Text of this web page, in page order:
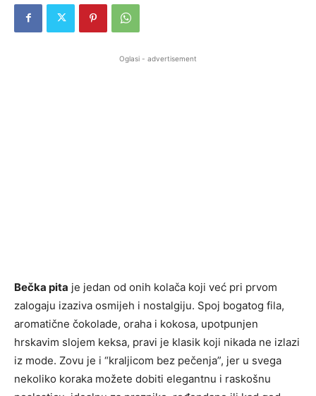
Oglasi - advertisement
Bečka pita je jedan od onih kolača koji već pri prvom
zalogaju izaziva osmijeh i nostalgiju. Spoj bogatog fila,
aromatične čokolade, oraha i kokosa, upotpunjen
hrskavim slojem keksa, pravi je klasik koji nikada ne izlazi
iz mode. Zovu je i “kraljicom bez pečenja”, jer u svega
nekoliko koraka možete dobiti elegantnu i raskošnu